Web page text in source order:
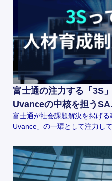
富士通の注力する「3S
Uvanceの中核を担う
富士通が社会課題解決を掲げ
Uvance」の一環として注力し